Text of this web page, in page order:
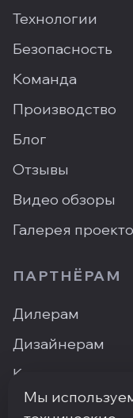
Технологии
Безопасность
Команда
Производство
Блог
Отзывы
Видео обзоры
Галерея
ПАРТНЁРАМ
Дилерам
Дизайнерам
Контакты
Где купить
Мы